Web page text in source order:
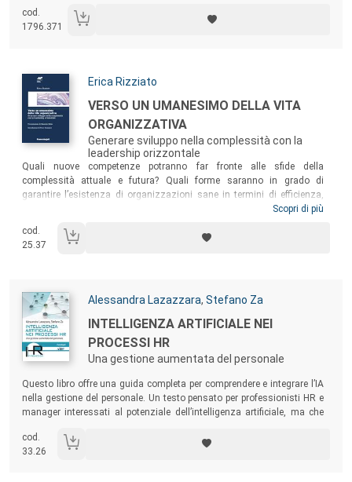
competenze.
cod.
1796.371
Autori:
Erica Rizziato
Titolo:
VERSO UN UMANESIMO DELLA VITA
ORGANIZZATIVA
Generare sviluppo nella complessità con la
leadership orizzontale
Sommario:
Quali nuove competenze potranno far fronte alle sfide della
complessità attuale e futura? Quali forme saranno in grado di
garantire l’esistenza di organizzazioni sane in termini di efficienza,
efficacia, sostenibilità, senso e motivazione? Per rispondere a queste
persona e dell’organizzazione e una metodologia che delinea un
percorso pratico in cui esse entrano in connessione: la
Scopri di più
cod.
25.37
Autori:
Alessandra Lazazzara, Stefano Za
Titolo:
INTELLIGENZA ARTIFICIALE NEI
PROCESSI HR
Una gestione aumentata del personale
Questo libro offre una guida completa per comprendere e integrare l’IA
nella gestione del personale. Un testo pensato per professionisti HR e
manager interessati al potenziale dell’intelligenza artificiale, ma che
connessi alla sua adozione.
cod.
33.26